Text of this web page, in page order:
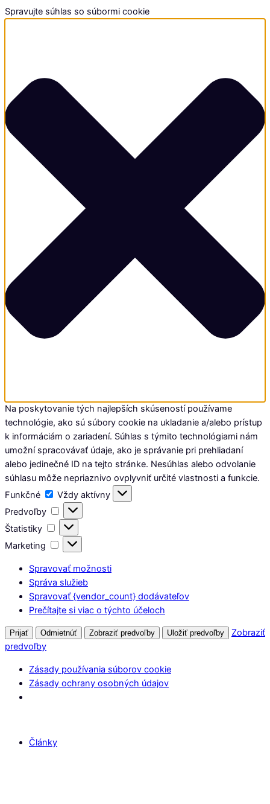
Spravujte súhlas so súbormi cookie
Na poskytovanie tých najlepších skúseností používame
technológie, ako sú súbory cookie na ukladanie a/alebo prístup
k informáciám o zariadení. Súhlas s týmito technológiami nám
umožní spracovávať údaje, ako je správanie pri prehliadaní
alebo jedinečné ID na tejto stránke. Nesúhlas alebo odvolanie
súhlasu môže nepriaznivo ovplyvniť určité vlastnosti a funkcie.
Funkčné
Funkčné
Vždy aktívny
Predvoľby
Predvoľby
Štatistiky
Štatistiky
Marketing
Marketing
Spravovať možnosti
Správa služieb
Spravovať {vendor_count} dodávateľov
Prečítajte si viac o týchto účeloch
Prijať Odmietnúť Zobraziť predvoľby Uložiť predvoľby
Zobraziť
predvoľby
Zásady používania súborov cookie
Zásady ochrany osobných údajov
Články